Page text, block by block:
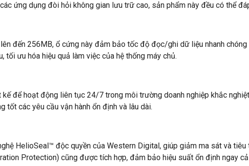
ứng dụng đòi hỏi không gian lưu trữ cao, sản phẩm này đều có thể
đến 256MB, ổ cứng này đảm bảo tốc độ đọc/ghi dữ liệu nhanh
ưu hóa hiệu quả làm việc của hệ thống máy chủ.
để hoạt động liên tục 24/7 trong môi trường doanh nghiệp khắc
tốt các yêu cầu vận hành ổn định và lâu dài.
HelioSeal™ độc quyền của Western Digital, giúp giảm ma sát và
Protection) cũng được tích hợp, đảm bảo hiệu suất ổn định ngay